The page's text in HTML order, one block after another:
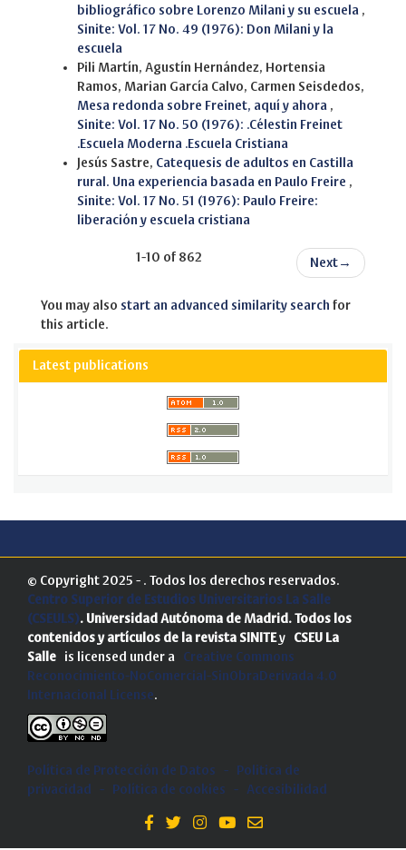
bibliográfico sobre Lorenzo Milani y su escuela ,
Sinite: Vol. 17 No. 49 (1976): Don Milani y la
escuela
Pili Martín, Agustín Hernández, Hortensia
Ramos, Marian García Calvo, Carmen Seisdedos,
Mesa redonda sobre Freinet, aquí y ahora ,
Sinite: Vol. 17 No. 50 (1976): .Célestin Freinet
.Escuela Moderna .Escuela Cristiana
Jesús Sastre, Catequesis de adultos en Castilla
rural. Una experiencia basada en Paulo Freire ,
Sinite: Vol. 17 No. 51 (1976): Paulo Freire:
liberación y escuela cristiana
1-10 of 862 Next →
You may also start an advanced similarity search for
this article.
Latest publications
© Copyright 2025 - . Todos los derechos reservados.
Centro Superior de Estudios Universitarios La Salle
(CSEULS). Universidad Autónoma de Madrid. Todos los
contenidos y artículos de la revista SINITEy CSEU La
Salle is licensed under a Creative Commons
Reconocimiento-NoComercial-SinObraDerivada 4.0
Internacional License.
Política de Protección de Datos -
Politica de
privacidad
- Política de cookies - Accesibilidad